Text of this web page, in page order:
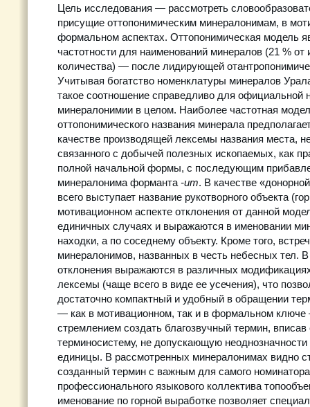
Цель исследования — рассмотреть
присущие оттопонимическим минералонимам, в
формальном аспектах. Оттопонимическая модель
частотности для наименований минералов (21 % от
количества) — после лидирующей
Учитывая богатство номенклатуры минералов
такое соотношение справедливо для официальной
минералонимии в целом. Наиболее частотная
оттопонимического названия минерала
качестве производящей лексемы названия места,
связанного с добычей полезных ископаемых, как
полной начальной формы, с последующим
минералонима форманта -ит. В качестве
всего выступает название рукотворного объекта
мотивационном аспекте отклонения от данной
единичных случаях и выражаются в именовании
находки, а по соседнему объекту. Кроме того,
минералонимов, названных в честь небесных тел.
отклонения выражаются в различных
лексемы (чаще всего в виде ее усечения), что
достаточно компактный и удобный в обращении
— как в мотивационном, так и в формальном
стремлением создать благозвучный термин, вписав
терминосистему, не допускающую неоднозначности
единицы. В рассмотренных минералонимах видно
созданный термин с важным для самого
профессионального языкового коллектива
именование по горной выработке позволяет